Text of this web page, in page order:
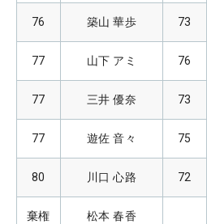
76 築山 華歩 73
77 山下 アミ 76
77 三井 優奈 73
77 遊佐 音々 75
80 川口 心路 72
棄権 松本 春香